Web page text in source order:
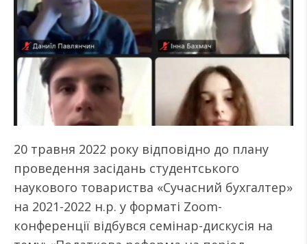
20 травня 2022 року відповідно до плану
проведення засідань студентського
наукового товариства «Сучасний бухгалтер»
на 2021-2022 н.р. у форматі Zoom-
конференції відбувся семінар-дискусія на